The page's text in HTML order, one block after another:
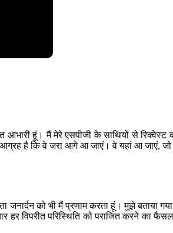
आभारी हूं। मैं मेरे एसपीजी के साथियों से
आग्रह है कि वे जरा आगे आ जाएं। वे यहां आ जाएं,
को भी मैं प्रणाम करता हूं। मुझे बताया गया
विपरीत परिस्थिति को पराजित करने का